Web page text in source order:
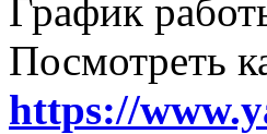
График
Посмотреть
https://